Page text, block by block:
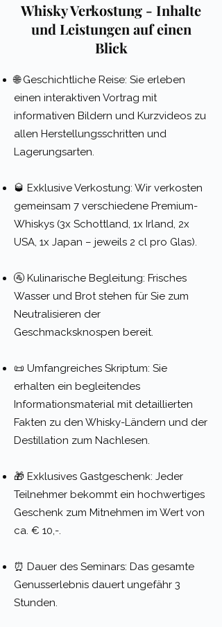
Whisky Verkostung - Inhalte
und Leistungen auf einen
Blick
🌐 Geschichtliche Reise: Sie erleben
einen interaktiven Vortrag mit
informativen Bildern und Kurzvideos zu
allen Herstellungsschritten und
Lagerungsarten.
🥃 Exklusive Verkostung: Wir verkosten
gemeinsam 7 verschiedene Premium-
Whiskys (3x Schottland, 1x Irland, 2x
USA, 1x Japan – jeweils 2 cl pro Glas).
🚰 Kulinarische Begleitung: Frisches
Wasser und Brot stehen für Sie zum
Neutralisieren der
Geschmacksknospen bereit.
📜 Umfangreiches Skriptum: Sie
erhalten ein begleitendes
Informationsmaterial mit detaillierten
Fakten zu den Whisky-Ländern und der
Destillation zum Nachlesen.
🎁 Exklusives Gastgeschenk: Jeder
Teilnehmer bekommt ein hochwertiges
Geschenk zum Mitnehmen im Wert von
ca. € 10,-.
⏰ Dauer des Seminars: Das gesamte
Genusserlebnis dauert ungefähr 3
Stunden.